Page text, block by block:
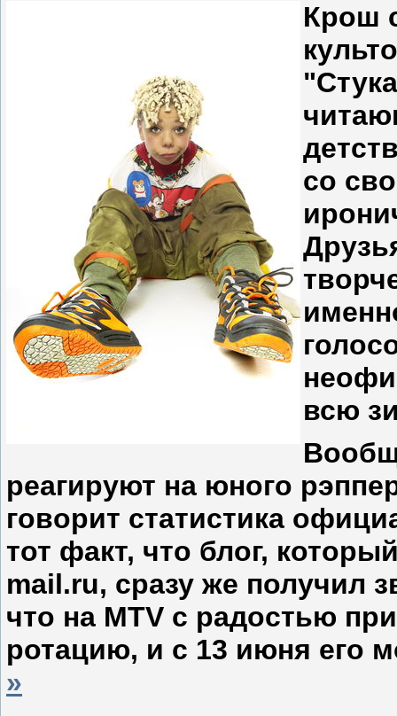
Крош
со
всю
реагируют на юного
говорит статистика
тот факт, что блог,
mail.ru, сразу же получил
что на MTV с радостью
ротацию, и с 13 июня его
»